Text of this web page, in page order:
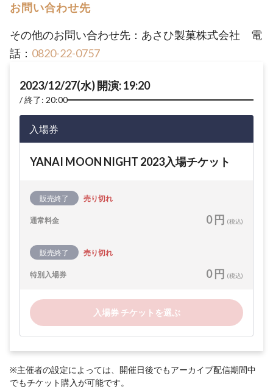
お問い合わせ先
その他のお問い合わせ先：あさひ製菓株式会社 電
話： 0820-22-0757
2023/12/27(水) 開演: 19:20
終了: 20:00
入場券
YANAI MOON NIGHT 2023入場チケット
販売終了 売り切れ
通常料金 0 円 (税込)
販売終了 売り切れ
特別入場券 0 円 (税込)
入場券 チケットを選ぶ
※主催者の設定によっては、開催日後でもアーカイブ配信期間中
でもチケット購入が可能です。